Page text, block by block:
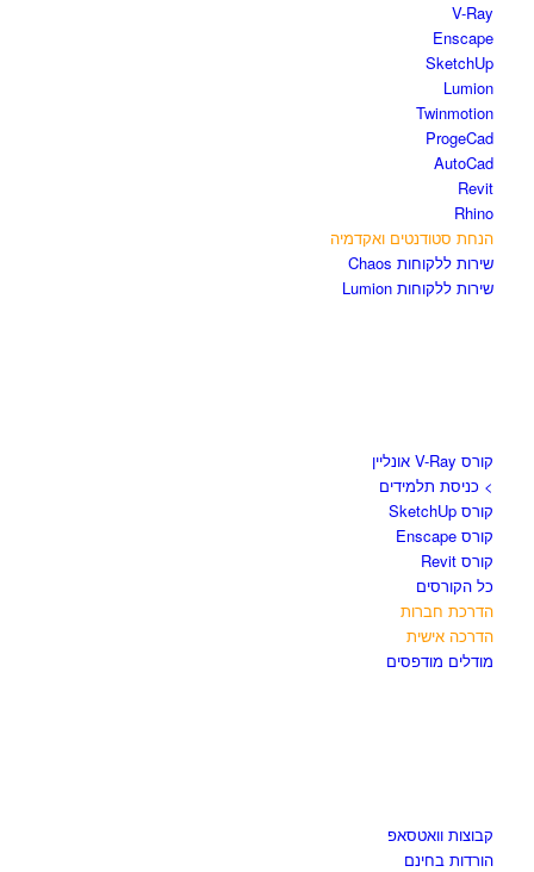
V-Ray
Enscape
SketchUp
Lumion
Twinmotion
ProgeCad
AutoCad
Revit
Rhino
הנחת סטודנטים ואקדמיה
שירות ללקוחות Chaos
שירות ללקוחות Lumion
קורס V-Ray אונליין
> כניסת תלמידים
קורס SketchUp
קורס Enscape
קורס Revit
כל הקורסים
הדרכת חברות
הדרכה אישית
מודלים מודפסים
קבוצות וואטסאפ
הורדות בחינם